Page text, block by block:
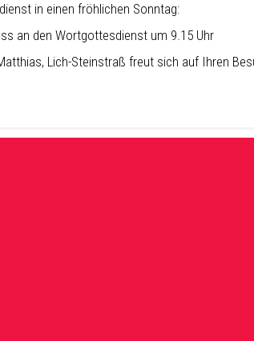
in einen fröhlichen Sonntag:
an den Wortgottesdienst um 9.15 Uhr
Lich-Steinstraß freut sich auf Ihren